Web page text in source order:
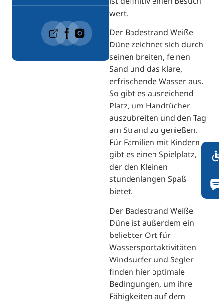
wert.
Der Badestrand Weiße
Düne zeichnet sich durch
seinen breiten, feinen
Sand und das klare,
erfrischende Wasser aus.
So gibt es ausreichend
Platz, um Handtücher
auszubreiten und den Tag
am Strand zu genießen.
Für Familien mit Kindern
gibt es einen Spielplatz,
der den Kleinen
stundenlangen Spaß
bietet.
Der Badestrand Weiße
Düne ist außerdem ein
beliebter Ort für
Wassersportaktivitäten:
Windsurfer und Segler
finden hier optimale
Bedingungen, um ihre
Fähigkeiten auf dem